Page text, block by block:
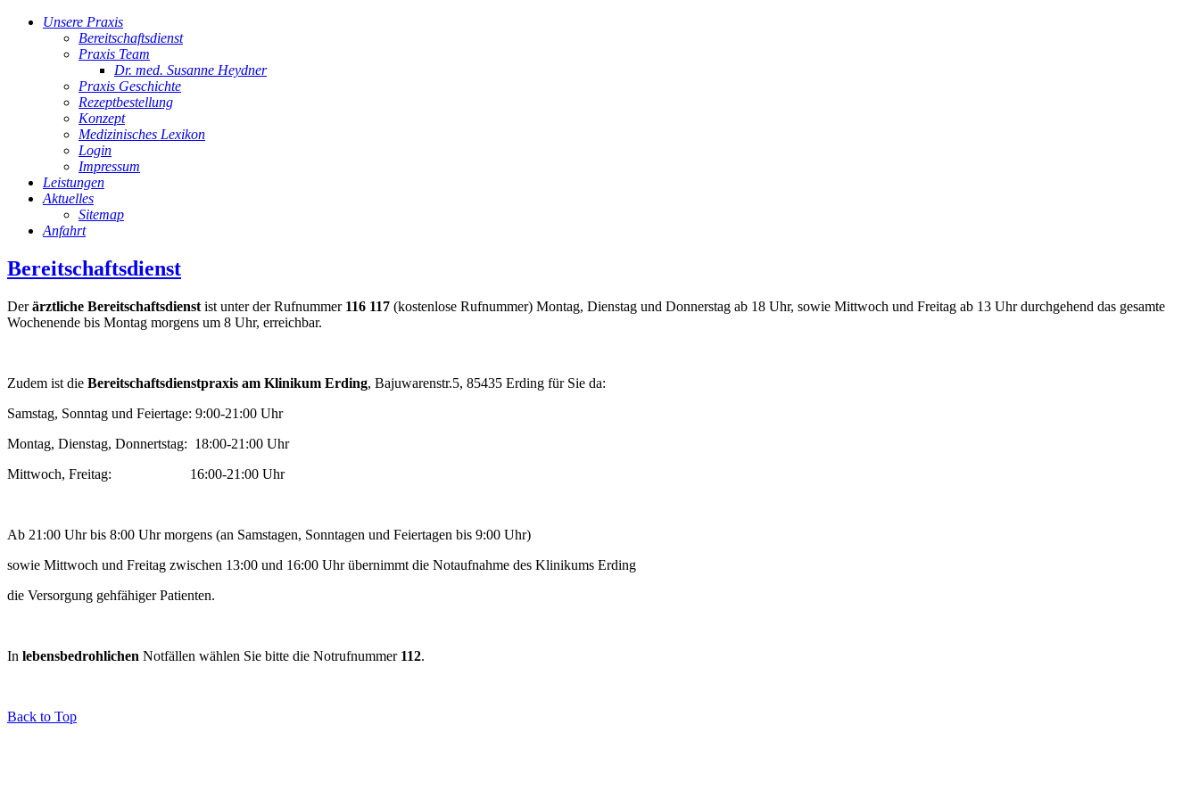
Unsere Praxis
Bereitschaftsdienst
Praxis Team
Dr. med. Susanne Heydner
Praxis Geschichte
Rezeptbestellung
Konzept
Medizinisches Lexikon
Login
Impressum
Leistungen
Aktuelles
Sitemap
Anfahrt
Bereitschaftsdienst
Derärztliche Bereitschaftsdienst ist unter der Rufnummer 116 117 (kostenlose Rufnummer) Montag, Dienstag und Donnerstag ab 18 Uhr, sowie Mittwoch und Freitag ab 13 Uhr durchgehend das gesamte
Wochenende bis Montag morgens um 8 Uhr, erreichbar.
Zudem ist die Bereitschaftsdienstpraxis am Klinikum Erding, Bajuwarenstr.5, 85435 Erding für Sie da:
Samstag, Sonntag und Feiertage: 9:00-21:00 Uhr
Montag, Dienstag, Donnertstag: 18:00-21:00 Uhr
Mittwoch, Freitag: 16:00-21:00 Uhr
Ab 21:00 Uhr bis 8:00 Uhr morgens (an Samstagen, Sonntagen und Feiertagen bis 9:00 Uhr)
sowie Mittwoch und Freitag zwischen 13:00 und 16:00 Uhr übernimmt die Notaufnahme des Klinikums Erding
die Versorgung gehfähiger Patienten.
In lebensbedrohlichen Notfällen wählen Sie bitte die Notrufnummer 112.
Back to Top